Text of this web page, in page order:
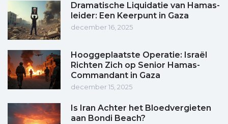
Dramatische Liquidatie van Hamas-
leider: Een Keerpunt in Gaza
december 16, 2025
Hooggeplaatste Operatie: Israël
Richten Zich op Senior Hamas-
Commandant in Gaza
december 15, 2025
Is Iran Achter het Bloedvergieten
aan Bondi Beach?